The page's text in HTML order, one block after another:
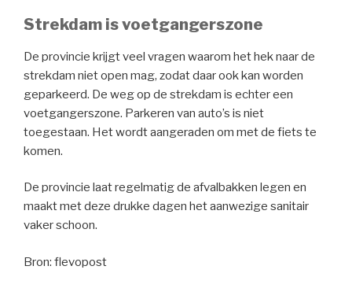
Strekdam is voetgangerszone
De provincie krijgt veel vragen waarom het hek naar de
strekdam niet open mag, zodat daar ook kan worden
geparkeerd. De weg op de strekdam is echter een
voetgangerszone. Parkeren van auto’s is niet
toegestaan. Het wordt aangeraden om met de fiets te
komen.
De provincie laat regelmatig de afvalbakken legen en
maakt met deze drukke dagen het aanwezige sanitair
vaker schoon.
Bron: flevopost